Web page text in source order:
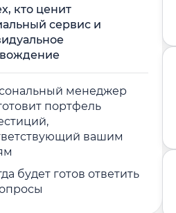
кто ценит
сервис и
менеджер
портфель
вашим
будет готов ответить